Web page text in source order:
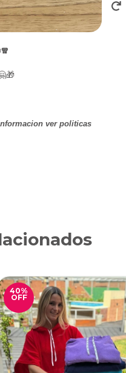
ver politicas
40%
OFF